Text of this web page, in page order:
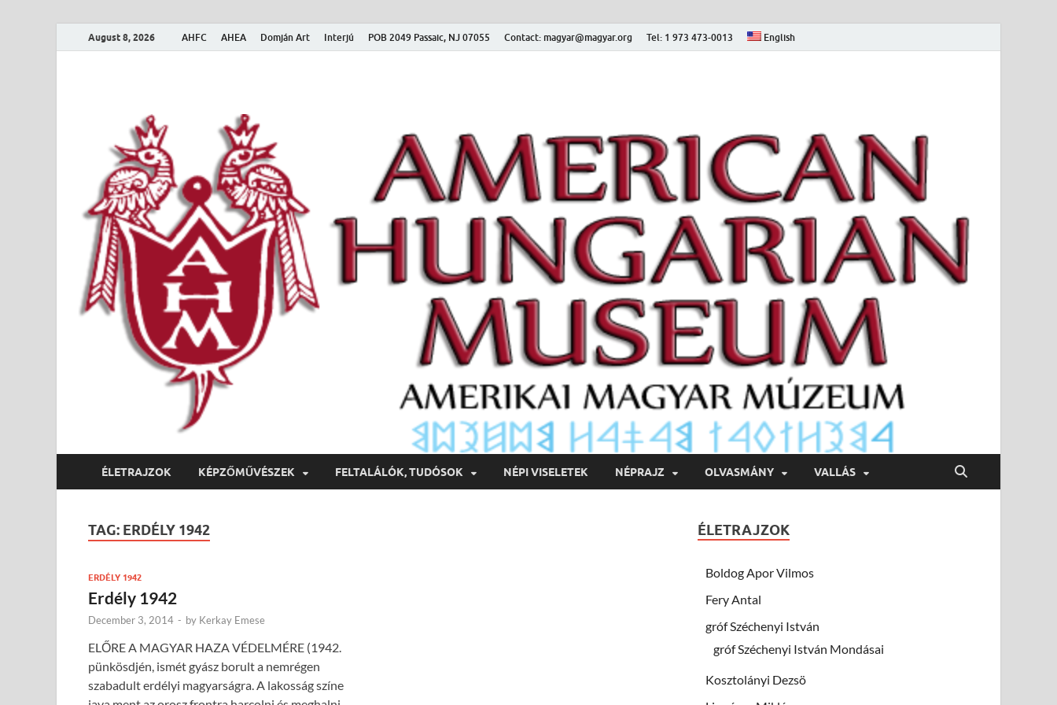
August 8, 2026 AHFC AHEA Domján Art Interjú POB 2049 Passaic, NJ 07055 Contact: magyar@magyar.org Tel: 1 973 473-0013 English
Amerikai Magyar Múzeum
ÉLETRAJZOK KÉPZŐMŰVÉSZEK FELTALÁLÓK, TUDÓSOK NÉPI VISELETEK NÉPRAJZ OLVASMÁNY VALLÁS
TAG: ERDÉLY 1942
ERDÉLY 1942
Erdély 1942
December 3, 2014 - by Kerkay Emese
ELŐRE A MAGYAR HAZA VÉDELMÉRE (1942.
pünkösdjén, ismét gyász borult a nemrégen
szabadult erdélyi magyarságra. A lakosság színe
ÉLETRAJZOK
Boldog Apor Vilmos
Fery Antal
gróf Széchenyi István
gróf Széchenyi István Mondásai
Kosztolányi Dezsö